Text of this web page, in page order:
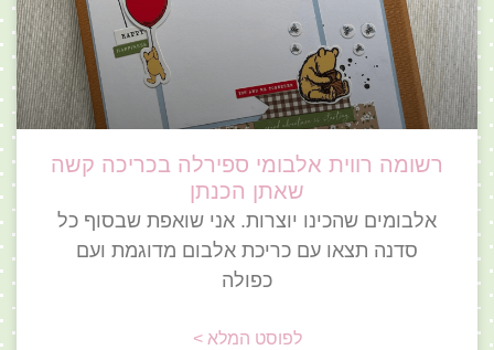
רשומה רווית אלבומי ספירלה בכריכה קשה
שאתן הכנתן
אלבומים שהכינו יוצרות. אני שואפת שבסוף כל
סדנה תצאו עם כריכת אלבום מדוגמת ועם
כפולה
לפוסט המלא >